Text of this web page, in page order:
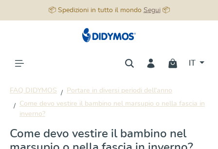
📦 Spedizioni in tutto il mondo Segui📦
FAQ DIDYMOS
Portare in diversi periodi dell'anno
Come devo vestire il bambino nel marsupio o nella fascia in
inverno?
Come devo vestire il bambino nel